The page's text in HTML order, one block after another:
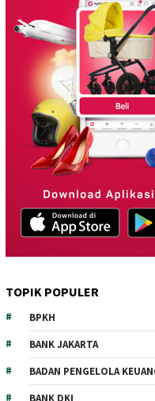
TOPIK POPULER
BPKH
BANK JAKARTA
BADAN PENGELOLA
BANK DKI